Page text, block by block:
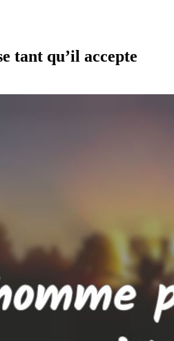
tant qu’il accepte